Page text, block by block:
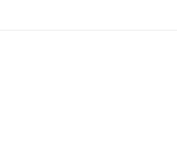
Hocaoğulları
and ALDE